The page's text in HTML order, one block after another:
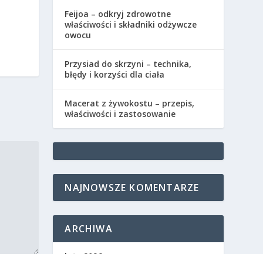
Feijoa – odkryj zdrowotne
właściwości i składniki odżywcze
owocu
Przysiad do skrzyni – technika,
błędy i korzyści dla ciała
Macerat z żywokostu – przepis,
właściwości i zastosowanie
NAJNOWSZE KOMENTARZE
ARCHIWA